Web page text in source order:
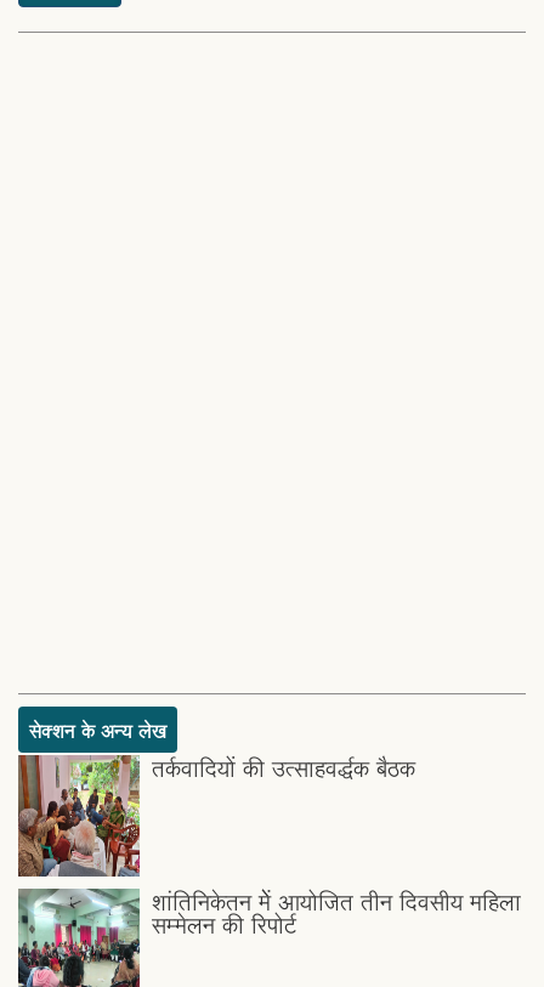
सेक्शन के अन्य लेख
तर्कवादियों की उत्साहवर्द्धक बैठक
शांतिनिकेतन मेें आयोजित तीन दिवसीय महिला
सम्मेलन की रिपोर्ट